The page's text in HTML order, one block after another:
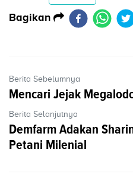
Bagikan
Berita Sebelumnya
Mencari Jejak
Berita Selanjutnya
Demfarm Adakan
Petani Milenial